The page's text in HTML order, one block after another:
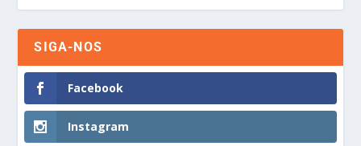
SIGA-NOS
Facebook
Instagram